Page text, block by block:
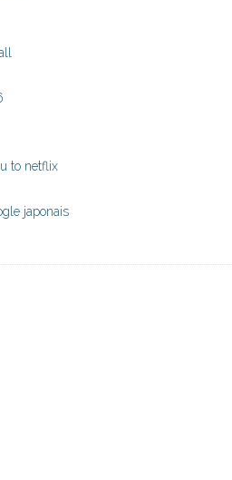
to netflix
japonais